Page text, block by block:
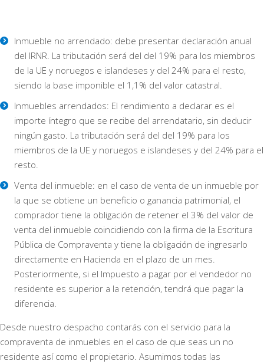
Inmueble no arrendado: debe presentar declaración anual
del IRNR. La tributación será del del 19% para los miembros
de la UE y noruegos e islandeses y del 24% para el resto,
siendo la base imponible el 1,1% del valor catastral.
Inmuebles arrendados: El rendimiento a declarar es el
importe íntegro que se recibe del arrendatario, sin deducir
ningún gasto. La tributación será del del 19% para los
miembros de la UE y noruegos e islandeses y del 24% para el
resto.
Venta del inmueble: en el caso de venta de un inmueble por
la que se obtiene un beneficio o ganancia patrimonial, el
comprador tiene la obligación de retener el 3% del valor de
venta del inmueble coincidiendo con la firma de la Escritura
Pública de Compraventa y tiene la obligación de ingresarlo
directamente en Hacienda en el plazo de un mes.
Posteriormente, si el Impuesto a pagar por el vendedor no
residente es superior a la retención, tendrá que pagar la
diferencia.
Desde nuestro despacho contarás con el servicio para la
compraventa de inmuebles en el caso de que seas un no
residente así como el propietario. Asumimos todas las